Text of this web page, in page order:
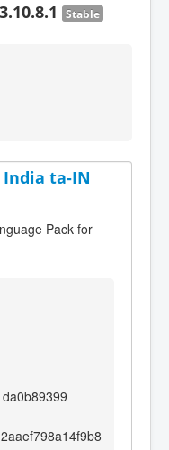
Stable
India ta-IN
Pack for